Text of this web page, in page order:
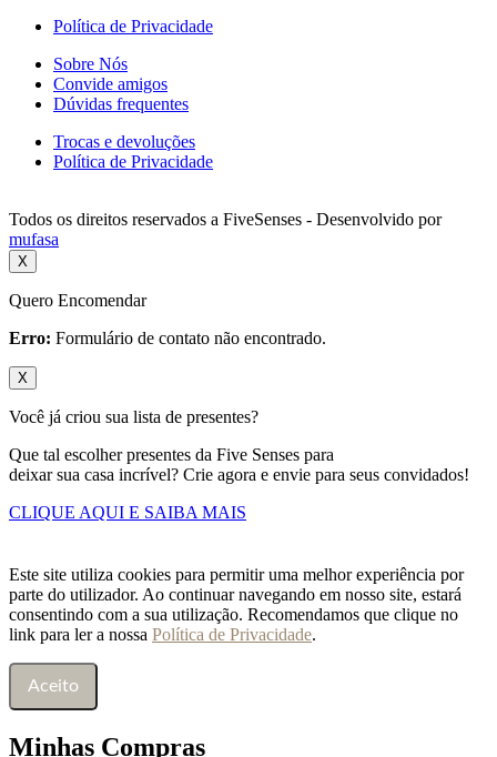
Política de Privacidade
Sobre Nós
Convide amigos
Dúvidas frequentes
Trocas e devoluções
Política de Privacidade
Todos os direitos reservados a FiveSenses - Desenvolvido por
mufasa
X
Quero Encomendar
Erro: Formulário de contato não encontrado.
X
Você já criou sua lista de presentes?
Que tal escolher presentes da Five Senses para
deixar sua casa incrível? Crie agora e envie para seus convidados!
CLIQUE AQUI E SAIBA MAIS
Este site utiliza cookies para permitir uma melhor experiência por
parte do utilizador. Ao continuar navegando em nosso site, estará
consentindo com a sua utilização. Recomendamos que clique no
link para ler a nossa Política de Privacidade.
Aceito
Minhas Compras